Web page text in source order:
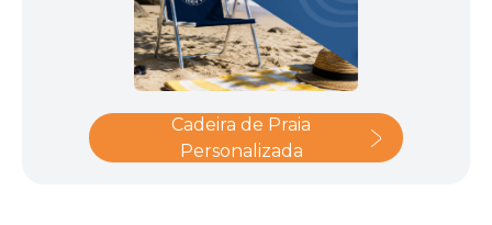
Cadeira de Praia
Personalizada